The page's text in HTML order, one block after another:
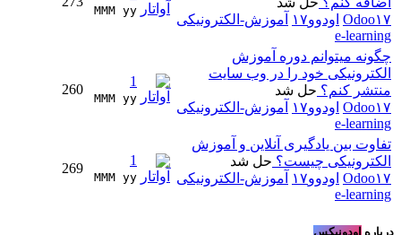
Odoo۱۷ اودوو۱۷
آموزش-الکترونیکی
e-learning
MMM yy
چگونه میتوانم دوره آموزش
الکترونیکی خود را در وب سایت
منتشر کنم؟ حل شد
Odoo۱۷ اودوو۱۷
آموزش-الکترونیکی
e-learning
1
MMM yy
260
تفاوت بین یادگیری آنلاین و آموزش
الکترونیکی چیست؟ حل شد
Odoo۱۷ اودوو۱۷
آموزش-الکترونیکی
e-learning
1
MMM yy
269
درباره اودونیکس